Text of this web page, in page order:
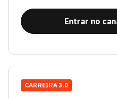
Entrar no
CARREIRA 3.0